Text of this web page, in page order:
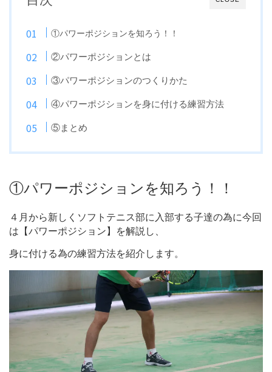
①パワーポジションを知ろう！！
②パワーポジションとは
③パワーポジションのつくりかた
④パワーポジションを身に付ける練習方法
⑤まとめ
①パワーポジションを知ろう！！
４月から新しくソフトテニス部に入部する子達の為に今回
は【パワーポジション】を解説し、
身に付ける為の練習方法を紹介します。